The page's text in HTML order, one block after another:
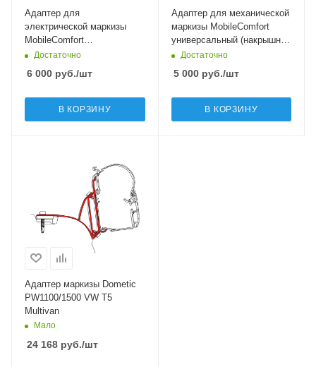
Адаптер для
электрической маркизы
MobileComfort
универсальный (накрышное
Достаточно
6 000 руб./шт
В КОРЗИНУ
Адаптер для механической
маркизы MobileComfort
универсальный (накрышное
исполнение)
Достаточно
5 000руб./шт
В КОРЗИНУ
Адаптер маркизы Dometic
PW1100/1500 VW T5
Multivan
Мало
24 168 руб./шт